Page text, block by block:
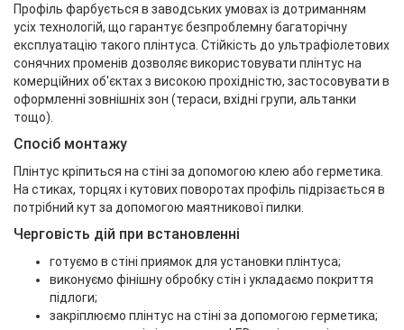
Профіль фарбується в заводських умовах із дотриманням
усіх технологій, що гарантує безпроблемну багаторічну
експлуатацію такого плінтуса. Стійкість до ультрафіолетових
сонячних променів дозволяє використовувати плінтус на
комерційних об'єктах з високою прохідністю, застосовувати в
оформленні зовнішніх зон (тераси, вхідні групи, альтанки
тощо).
Спосіб монтажу
Плінтус кріпиться на стіні за допомогою клею або герметика.
На стиках, торцях і кутових поворотах профіль підрізається в
потрібний кут за допомогою маятникової пилки.
Черговість дій при встановленні
готуємо в стіні приямок для установки плінтуса;
виконуємо фінішну обробку стін і укладаємо покриття
підлоги;
закріплюємо плінтус на стіні за допомогою герметика;